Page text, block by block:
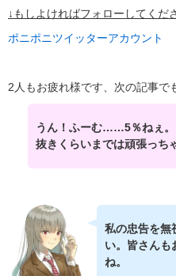
↓もしよければフォローしてくだ
ポニポニツイッターアカウント
2人もお疲れ様です、次の記事で
うん！ふーむ……5％ねぇ。
抜きくらいまでは頑張っち
私の忠告を無
い。皆さんも
ね。